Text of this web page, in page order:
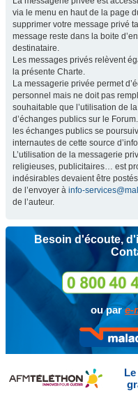
via le menu en haut de la page
supprimer votre message privé
message reste dans la boite
destinataire.
Les messages privés relèvent
la présente Charte.
La messagerie privée permet
personnel mais ne doit pas
souhaitable que l’utilisation de
d’échanges publics sur le
les échanges publics se
internautes de cette source
L’utilisation de la messagerie
religieuses, publicitaires… est
indésirables devaient être
de l’envoyer à info-
de l’auteur.
Besoin d'écoute,
ou pare-